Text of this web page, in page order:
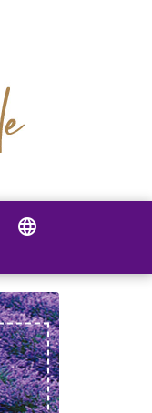
language